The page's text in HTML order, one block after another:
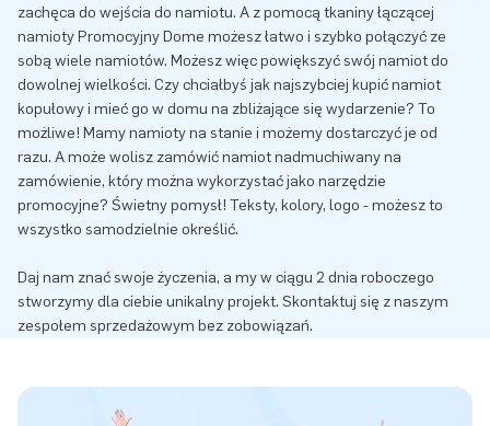
zachęca do wejścia do namiotu. A z pomocą tkaniny łączącej
namioty Promocyjny Dome możesz łatwo i szybko połączyć ze
sobą wiele namiotów. Możesz więc powiększyć swój namiot do
dowolnej wielkości. Czy chciałbyś jak najszybciej kupić namiot
kopułowy i mieć go w domu na zbliżające się wydarzenie? To
możliwe! Mamy namioty na stanie i możemy dostarczyć je od
razu. A może wolisz zamówić namiot nadmuchiwany na
zamówienie, który można wykorzystać jako narzędzie
promocyjne? Świetny pomysł! Teksty, kolory, logo - możesz to
wszystko samodzielnie określić.
Daj nam znać swoje życzenia, a my w ciągu 2 dnia roboczego
stworzymy dla ciebie unikalny projekt. Skontaktuj się z naszym
zespołem sprzedażowym bez zobowiązań.